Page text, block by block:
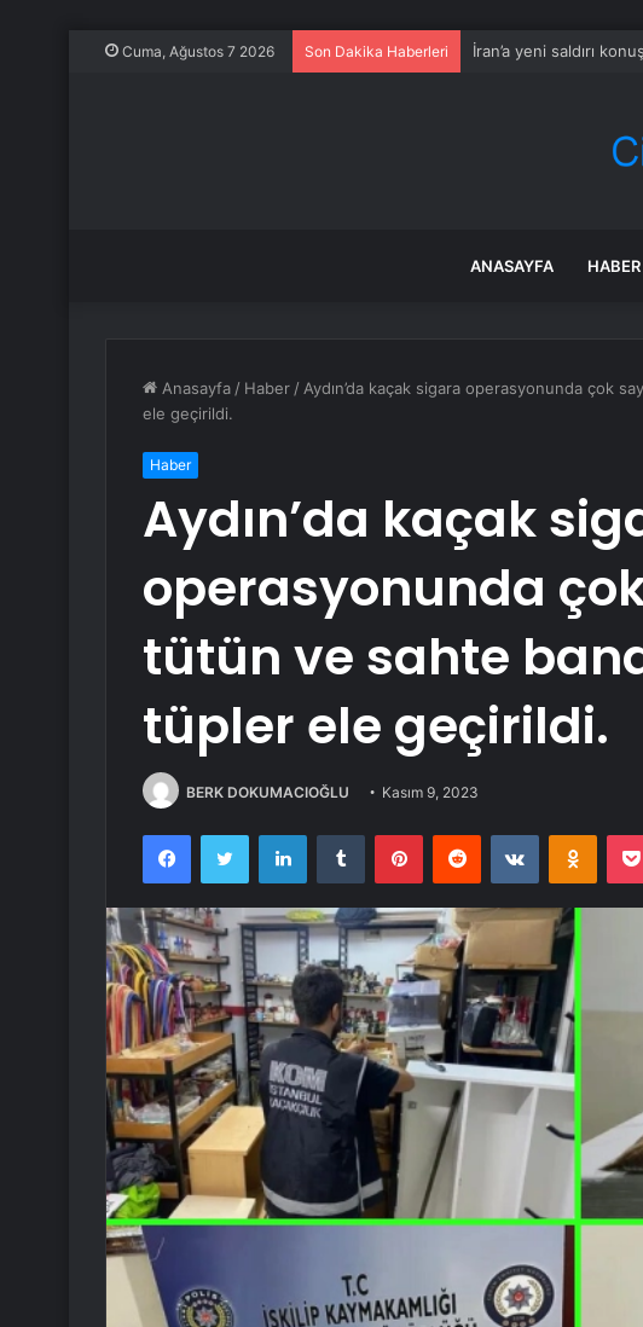
Cuma, Ağustos 7 2026 Son Dakika Haberleri İran’a yeni saldırı
ANASAYFA HABER
Anasayfa / Haber / Aydın’da kaçak sigara operasyonunda çok
ele geçirildi.
Haber
Aydın’da kaçak
operasyonunda
tütün ve sahte
tüpler ele geçirildi.
BERK DOKUMACIOĞLU Kasım 9, 2023
FacebookTwitter LinkedInTumblr PinterestReddit VKontakte